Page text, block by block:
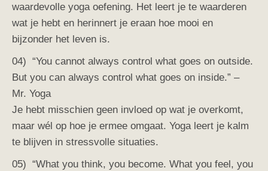
waardevolle yoga oefening. Het leert je te waarderen
wat je hebt en herinnert je eraan hoe mooi en
bijzonder het leven is.
04) “You cannot always control what goes on outside.
But you can always control what goes on inside.” –
Mr. Yoga
Je hebt misschien geen invloed op wat je overkomt,
maar wél op hoe je ermee omgaat. Yoga leert je kalm
te blijven in stressvolle situaties.
05) “What you think, you become. What you feel, you